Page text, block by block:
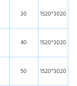
30 1520*3020
40 1520*3020
50 1520*3020